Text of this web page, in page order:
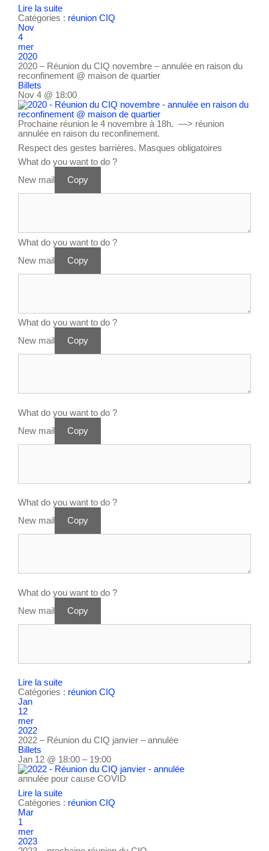
Lire la suite
Catégories : réunion CIQ
Nov
4
mer
2020
2020 – Réunion du CIQ novembre – annulée en raison du
reconfinement @ maison de quartier
Billets
Nov 4 @ 18:00
Prochaine réunion le 4 novembre à 18h. —> réunion
annulée en raison du reconfinement.
Respect des gestes barrières. Masques obligatoires
What do you want to do ?
New mail
Copy
What do you want to do ?
New mail
Copy
What do you want to do ?
New mail
Copy
What do you want to do ?
New mail
Copy
What do you want to do ?
New mail
Copy
What do you want to do ?
New mail
Copy
Lire la suite
Catégories : réunion CIQ
Jan
12
mer
2022
2022 – Réunion du CIQ janvier – annulée
Billets
Jan 12 @ 18:00 – 19:00
annulée pour cause COVID
Lire la suite
Catégories : réunion CIQ
Mar
1
mer
2023